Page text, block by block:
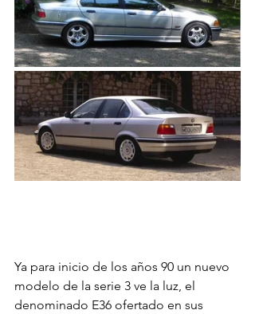
Ya para inicio de los años 90 un nuevo
modelo de la serie 3 ve la luz, el
denominado E36 ofertado en sus